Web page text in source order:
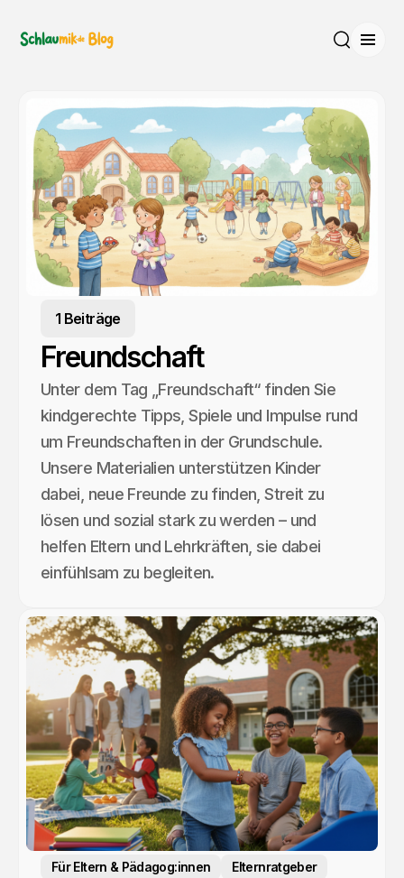
1 Beiträge
Freundschaft
Unter dem Tag „Freundschaft“ finden Sie
kindgerechte Tipps, Spiele und Impulse rund
um Freundschaften in der Grundschule.
Unsere Materialien unterstützen Kinder
dabei, neue Freunde zu finden, Streit zu
lösen und sozial stark zu werden – und
helfen Eltern und Lehrkräften, sie dabei
einfühlsam zu begleiten.
Für Eltern & Pädagog:innen Elternratgeber